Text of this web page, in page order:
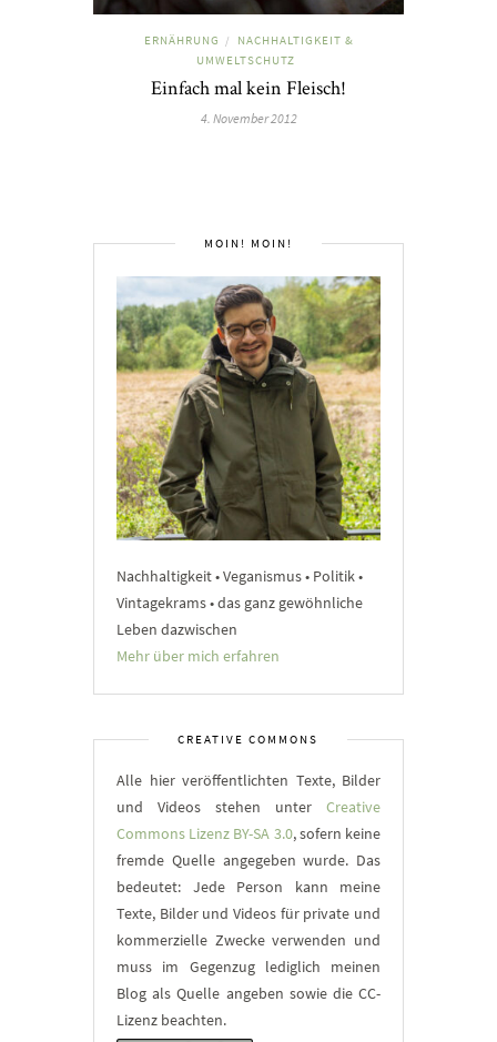
ERNÄHRUNG /
NACHHALTIGKEIT &
UMWELTSCHUTZ
Einfach mal kein Fleisch!
4. November 2012
MOIN! MOIN!
Nachhaltigkeit • Veganismus • Politik •
Vintagekrams • das ganz gewöhnliche
Leben dazwischen
Mehr über mich erfahren
CREATIVE COMMONS
Alle hier veröffentlichten Texte, Bilder
und Videos stehen unter Creative
Commons Lizenz BY-SA 3.0, sofern keine
fremde Quelle angegeben wurde. Das
bedeutet: Jede Person kann meine
Texte, Bilder und Videos für private und
kommerzielle Zwecke verwenden und
muss im Gegenzug lediglich meinen
Blog als Quelle angeben sowie die CC-
Lizenz beachten.